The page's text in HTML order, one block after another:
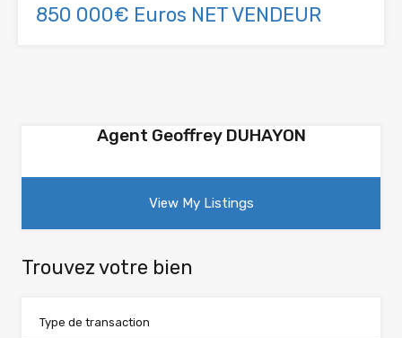
850 000€ Euros NET VENDEUR
Agent Geoffrey DUHAYON
View My Listings
Trouvez votre bien
Type de transaction